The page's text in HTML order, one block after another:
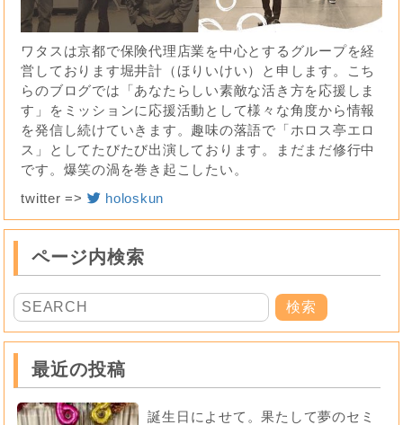
ワタスは京都で保険代理店業を中心とするグループを経
営しております堀井計（ほりいけい）と申します。こち
らのブログでは「あなたらしい素敵な活き方を応援しま
す」をミッションに応援活動として様々な角度から情報
を発信し続けていきます。趣味の落語で「ホロス亭エロ
ス」としてたびたび出演しております。まだまだ修行中
です。爆笑の渦を巻き起こしたい。
twitter =>
holoskun
ページ内検索
最近の投稿
誕生日によせて。果たして夢のセミ